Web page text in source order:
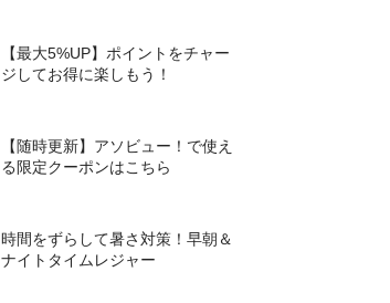
【最大5%UP】ポイントをチャー
ジしてお得に楽しもう！
【随時更新】アソビュー！で使え
る限定クーポンはこちら
時間をずらして暑さ対策！早朝＆
ナイトタイムレジャー